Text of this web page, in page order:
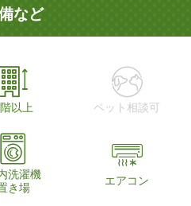
など
以上 ペット相談可
洗濯機
き場
エアコン